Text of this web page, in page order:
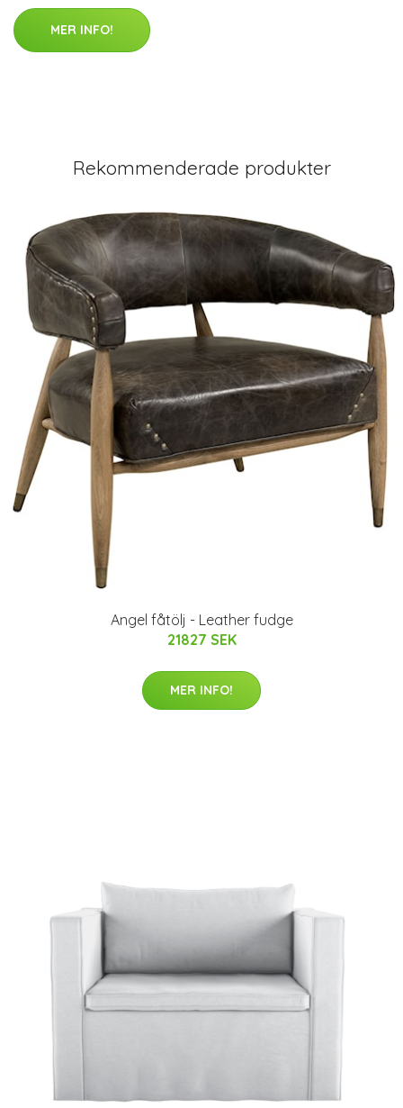
MER INFO!
Rekommenderade produkter
Angel fåtölj - Leather fudge
21827 SEK
MER INFO!